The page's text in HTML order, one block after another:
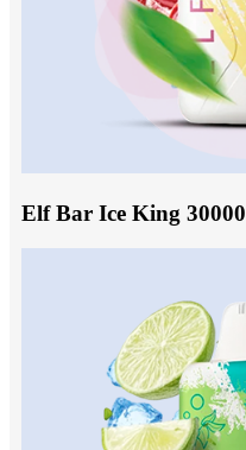
Elf Bar Ice King 30000